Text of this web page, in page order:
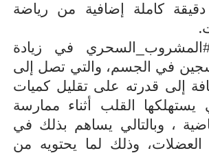
دقيقة كاملة إضافية من رياضة
.
في زيادة
في الجسم، والتي تصل إلى
إلى قدرته على تقليل كميات
يستهلكها القلب أثناء ممارسة
، وبالتالي يساهم بذلك في
وذلك لما يحتويه من